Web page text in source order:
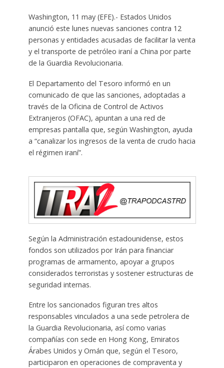
Washington, 11 may (EFE).- Estados Unidos
anunció este lunes nuevas sanciones contra 12
personas y entidades acusadas de facilitar la venta
y el transporte de petróleo iraní a China por parte
de la Guardia Revolucionaria.
El Departamento del Tesoro informó en un
comunicado de que las sanciones, adoptadas a
través de la Oficina de Control de Activos
Extranjeros (OFAC), apuntan a una red de
empresas pantalla que, según Washington, ayuda
a “canalizar los ingresos de la venta de crudo hacia
el régimen iraní”.
Según la Administración estadounidense, estos
fondos son utilizados por Irán para financiar
programas de armamento, apoyar a grupos
considerados terroristas y sostener estructuras de
seguridad internas.
Entre los sancionados figuran tres altos
responsables vinculados a una sede petrolera de
la Guardia Revolucionaria, así como varias
compañías con sede en Hong Kong, Emiratos
Árabes Unidos y Omán que, según el Tesoro,
participaron en operaciones de compraventa y